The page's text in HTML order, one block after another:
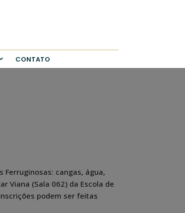
CONTATO
cangas, água,
Viana (Sala 062) da Escola de
podem ser feitas